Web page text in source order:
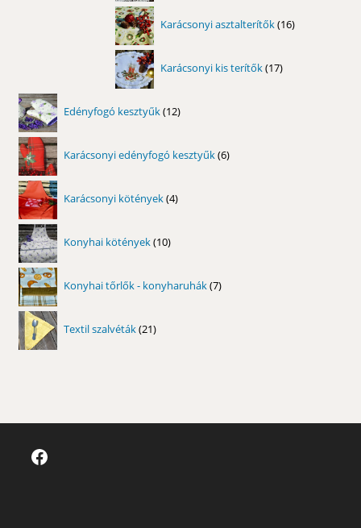
Karácsonyi asztalterítők 16
termék
Karácsonyi kis terítők 17
termék
Edényfogó kesztyűk 12
termék
Karácsonyi edényfogó kesztyűk 6
termék
Karácsonyi kötények 4
termék
Konyhai kötények 10
termék
Konyhai tőrlők - konyharuhák 7
termék
Textil szalvéták 21
termék
Facebook